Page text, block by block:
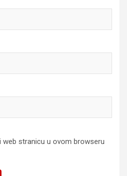
web stranicu u ovom browseru